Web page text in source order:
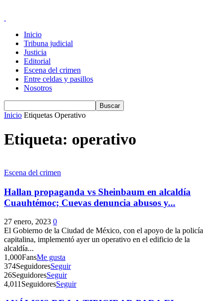
Inicio
Tribuna judicial
Justicia
Editorial
Escena del crimen
Entre celdas y pasillos
Nosotros
Inicio Etiquetas Operativo
Etiqueta: operativo
Escena del crimen
Hallan propaganda vs Sheinbaum en alcaldía
Cuauhtémoc; Cuevas denuncia abusos y...
27 enero, 2023 0
El Gobierno de la Ciudad de México, con el apoyo de la policía
capitalina, implementó ayer un operativo en el edificio de la
alcaldía...
1,000FansMe gusta
374SeguidoresSeguir
26SeguidoresSeguir
4,011 SeguidoresSeguir